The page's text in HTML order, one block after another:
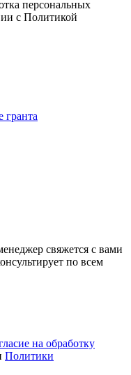
персональных
с Политикой
гранта
свяжется с вами
по всем
на обработку
Политики